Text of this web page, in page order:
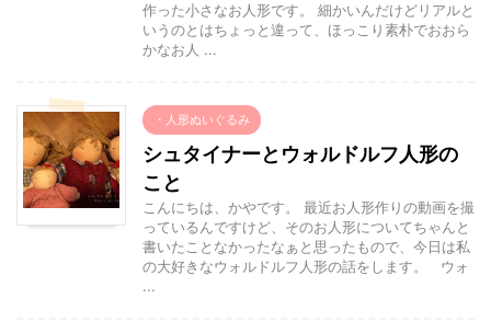
作った小さなお人形です。 細かいんだけどリアルと
いうのとはちょっと違って、ほっこり素朴でおおら
かなお人 ...
・人形ぬいぐるみ
シュタイナーとウォルドルフ人形の
こと
こんにちは、かやです。 最近お人形作りの動画を撮
っているんですけど、そのお人形についてちゃんと
書いたことなかったなぁと思ったもので、今日は私
の大好きなウォルドルフ人形の話をします。 ウォ
...